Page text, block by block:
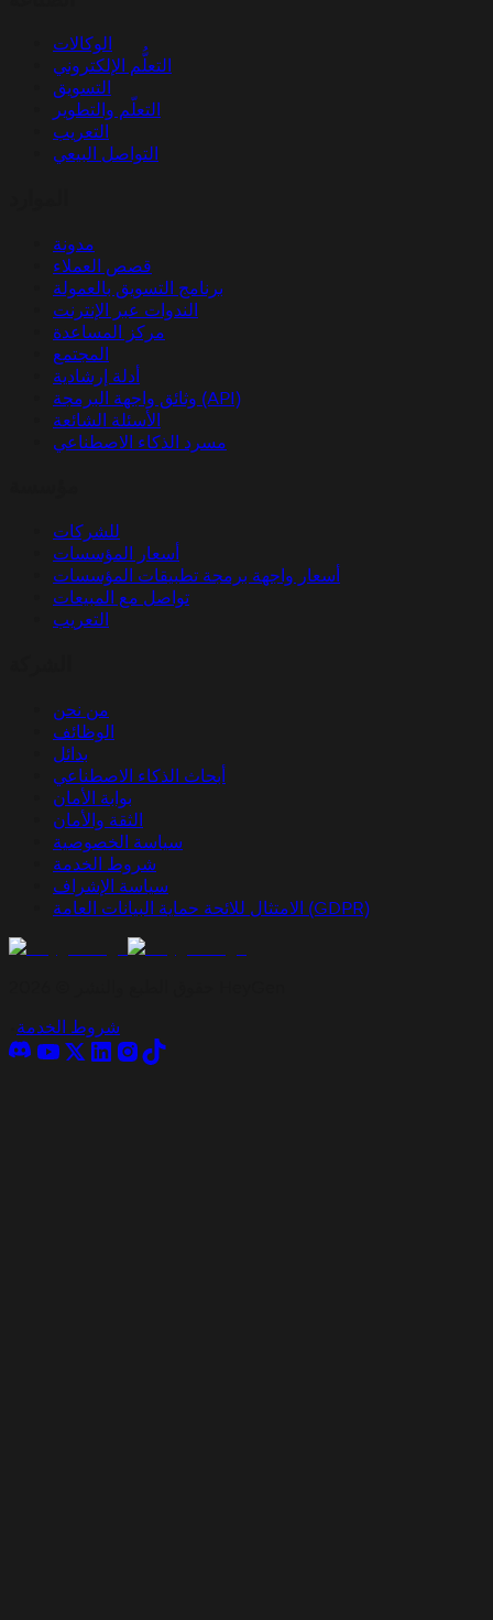
الوكالات
التعلُّم الإلكتروني
التسويق
التعلّم والتطوير
التعريب
التواصل البيعي
مدونة
قصص العملاء
برنامج التسويق بالعمولة
الندوات عبر الإنترنت
مركز المساعدة
المجتمع
أدلة إرشادية
وثائق واجهة البرمجة (API)
الأسئلة الشائعة
مسرد الذكاء الاصطناعي
للشركات
أسعار المؤسسات
أسعار واجهة برمجة تطبيقات المؤسسات
تواصل مع المبيعات
التعريب
من نحن
الوظائف
بدائل
أبحاث الذكاء الاصطناعي
بوابة الأمان
الثقة والأمان
سياسة الخصوصية
شروط الخدمة
سياسة الإشراف
الامتثال للائحة حماية البيانات العامة (GDPR)
شروط الخدمة